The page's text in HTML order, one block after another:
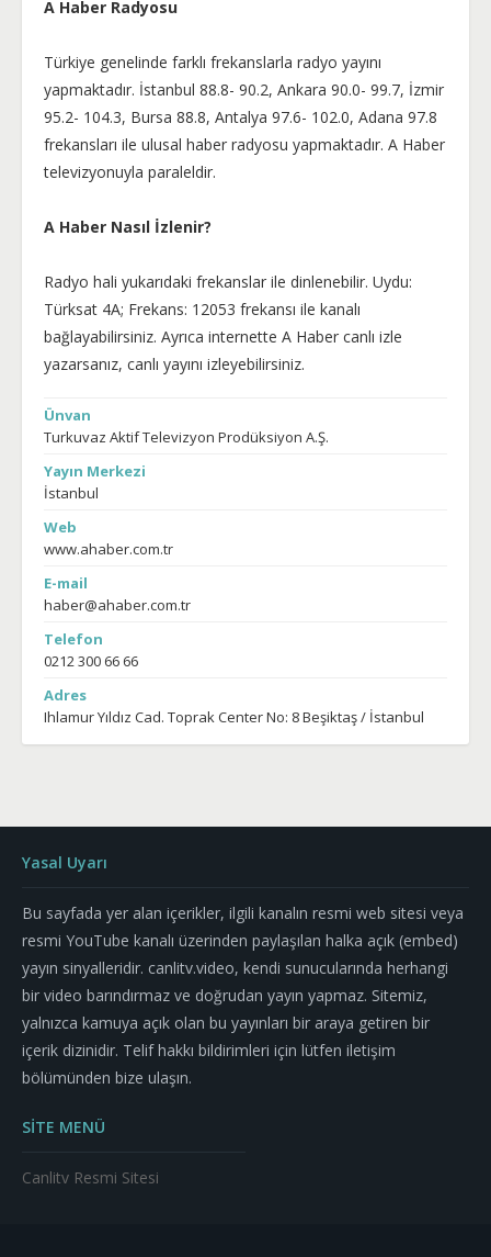
A Haber Radyosu
Türkiye genelinde farklı frekanslarla radyo yayını
yapmaktadır. İstanbul 88.8- 90.2, Ankara 90.0- 99.7, İzmir
95.2- 104.3, Bursa 88.8, Antalya 97.6- 102.0, Adana 97.8
frekansları ile ulusal haber radyosu yapmaktadır. A Haber
televizyonuyla paraleldir.
A Haber Nasıl İzlenir?
Radyo hali yukarıdaki frekanslar ile dinlenebilir. Uydu:
Türksat 4A; Frekans: 12053 frekansı ile kanalı
bağlayabilirsiniz. Ayrıca internette A Haber canlı izle
yazarsanız, canlı yayını izleyebilirsiniz.
Ünvan
Turkuvaz Aktif Televizyon Prodüksiyon A.Ş.
Yayın Merkezi
İstanbul
Web
www.ahaber.com.tr
E-mail
haber@ahaber.com.tr
Telefon
0212 300 66 66
Adres
Ihlamur Yıldız Cad. Toprak Center No: 8 Beşiktaş / İstanbul
Yasal Uyarı
Bu sayfada yer alan içerikler, ilgili kanalın resmi web sitesi veya
resmi YouTube kanalı üzerinden paylaşılan halka açık (embed)
yayın sinyalleridir. canlitv.video, kendi sunucularında herhangi
bir video barındırmaz ve doğrudan yayın yapmaz. Sitemiz,
yalnızca kamuya açık olan bu yayınları bir araya getiren bir
içerik dizinidir. Telif hakkı bildirimleri için lütfen iletişim
bölümünden bize ulaşın.
SİTE MENÜ
Canlitv Resmi Sitesi